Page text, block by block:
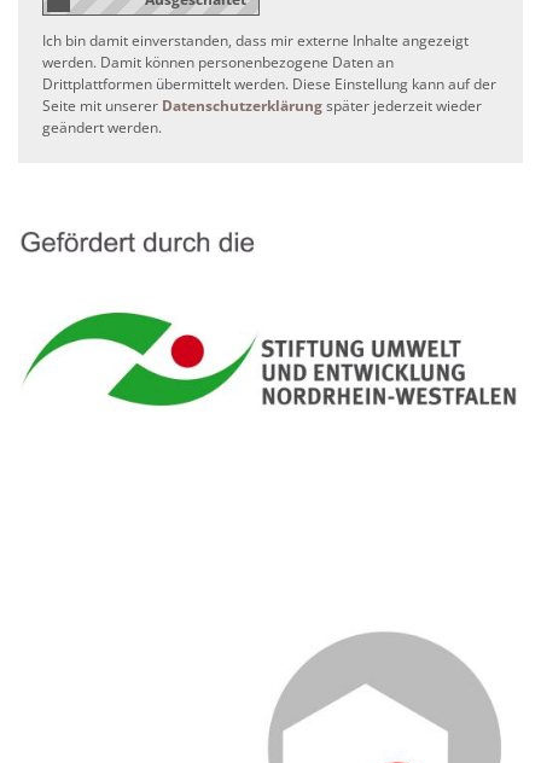
Ich bin damit einverstanden, dass mir externe Inhalte angezeigt
werden. Damit können personenbezogene Daten an
Drittplattformen übermittelt werden. Diese Einstellung kann auf der
Seite mit unserer Datenschutzerklärungspäter jederzeit wieder
geändert werden.